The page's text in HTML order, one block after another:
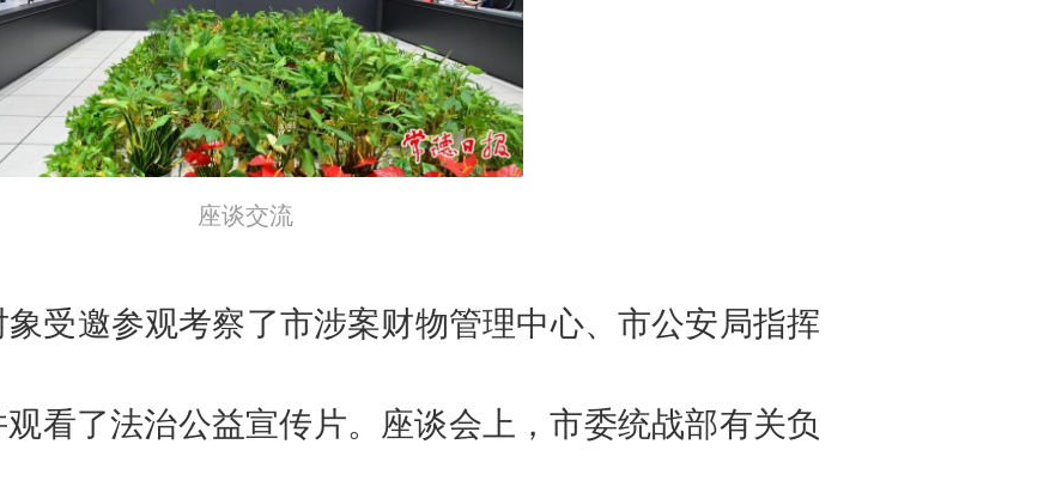
座谈交流
受邀参观考察了市涉案财物管理中心、市公安局指挥
看了法治公益宣传片。座谈会上，市委统战部有关负